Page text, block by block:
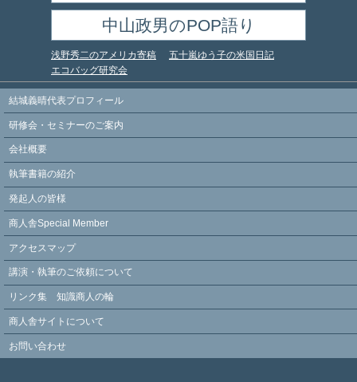
浅野秀二のアメリカ寄稿 五十嵐ゆう子の米国日記
中山政男のPOP語り
エコバッグ研究会
結城義晴代表プロフィール
研修会・セミナーのご案内
会社概要
執筆書籍の紹介
発起人の皆様
商人舎Special Member
アクセスマップ
講演・執筆のご依頼について
リンク集 知識商人の輪
商人舎サイトについて
お問い合わせ